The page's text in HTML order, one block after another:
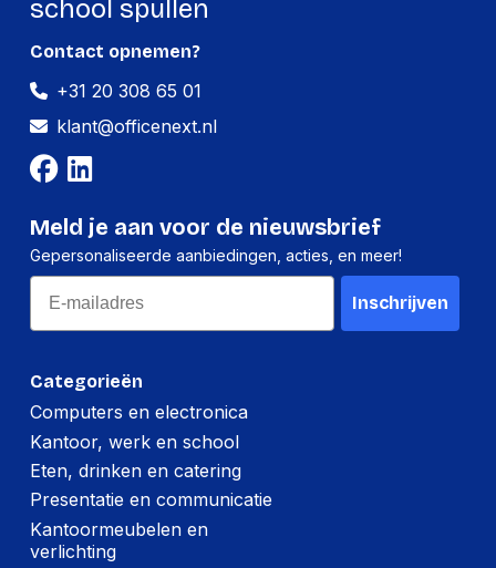
school spullen
Categorieën
Computers en electronica
Kantoor, werk en school
Eten, drinken en catering
Presentatie en communicatie
Kantoormeubelen en
verlichting
Contact opnemen?
+31 20 308 65 01
klant@officenext.nl
Meld je aan voor de nieuwsbrief
Gepersonaliseerde aanbiedingen, acties, en meer!
Email
Inschrijven